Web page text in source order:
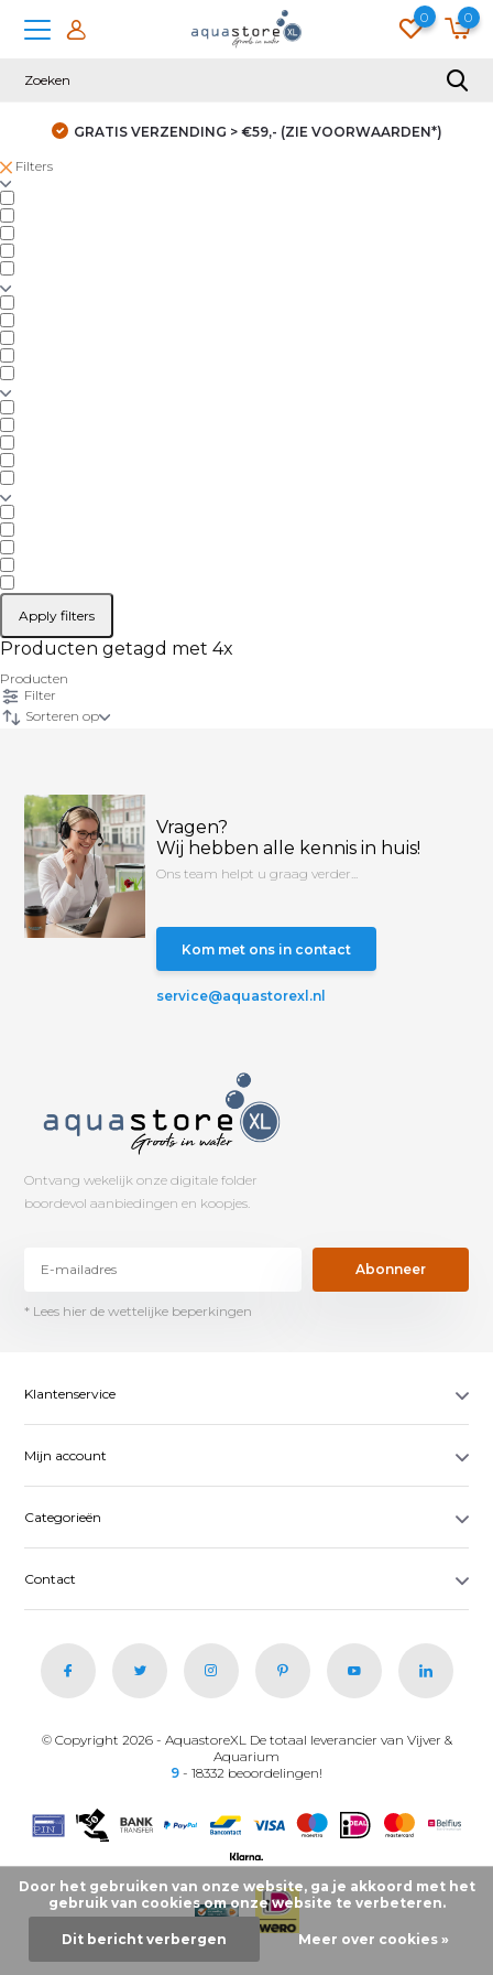
0 0
GRATIS VERZENDING > €59,- (ZIE VOORWAARDEN*)
Filters
Apply filters
Producten getagd met 4x
Producten
Filter
Sorteren op
Vragen?
Wij hebben alle kennis in huis!
Ons team helpt u graag verder...
Kom met ons in contact
service@aquastorexl.nl
Ontvang wekelijk onze digitale folder
boordevol aanbiedingen en koopjes.
Abonneer
* Lees hier de wettelijke beperkingen
Klantenservice
Mijn account
Categorieën
Contact
© Copyright 2026 - AquastoreXL De totaal leverancier van Vijver &
Aquarium
9 - 18332 beoordelingen!
Door het gebruiken van onze website, ga je akkoord met het
gebruik van cookies om onze website te verbeteren.
Dit bericht verbergen Meer over cookies »